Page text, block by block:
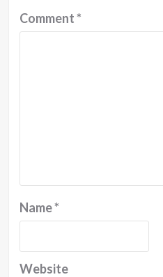
Comment*
Name*
Website